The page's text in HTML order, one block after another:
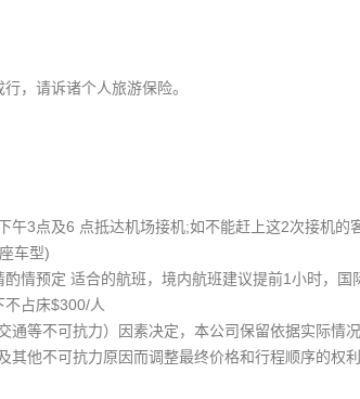
，请诉诸个人旅游保险。
午3点及6 点抵达机场接机;如不能赶上这2次接机
⻋型)
情预定 适合的航班，境内航班建议提前1小时，
占床$300/人
等不可抗力）因素决定，本公司保留依据实际情
他不可抗力原因而调整最终价格和行程顺序的权利